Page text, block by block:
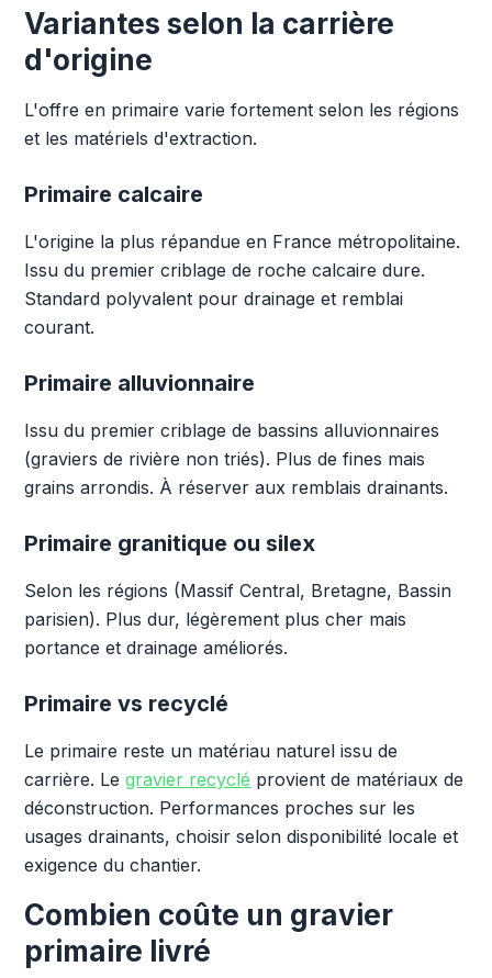
Variantes selon la carrière
d'origine
L'offre en primaire varie fortement selon les régions
et les matériels d'extraction.
Primaire calcaire
L'origine la plus répandue en France métropolitaine.
Issu du premier criblage de roche calcaire dure.
Standard polyvalent pour drainage et remblai
courant.
Primaire alluvionnaire
Issu du premier criblage de bassins alluvionnaires
(graviers de rivière non triés). Plus de fines mais
grains arrondis. À réserver aux remblais drainants.
Primaire granitique ou silex
Selon les régions (Massif Central, Bretagne, Bassin
parisien). Plus dur, légèrement plus cher mais
portance et drainage améliorés.
Primaire vs recyclé
Le primaire reste un matériau naturel issu de
carrière. Legravier recyclé provient de matériaux de
déconstruction. Performances proches sur les
usages drainants, choisir selon disponibilité locale et
exigence du chantier.
Combien coûte un gravier
primaire livré